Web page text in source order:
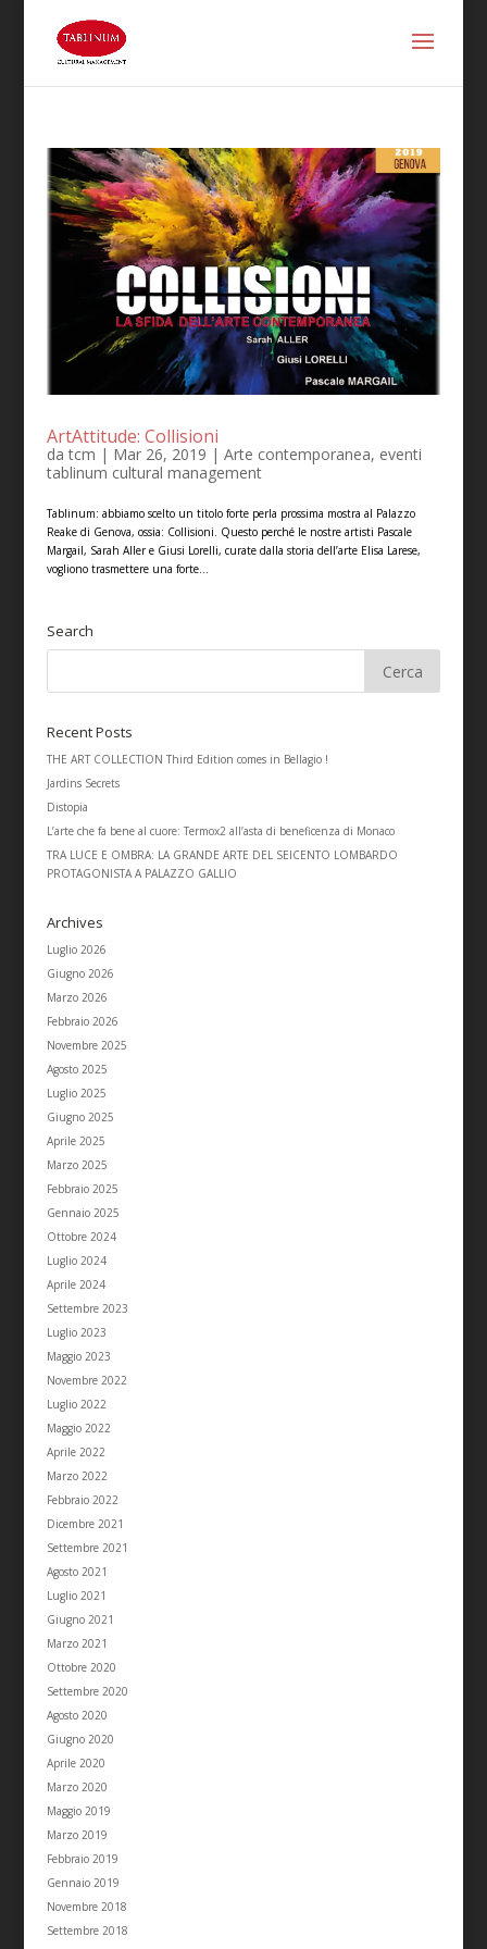
ArtAttitude: Collisioni
datcm | Mar 26, 2019 | Arte contemporanea, eventi
tablinum cultural management
Tablinum: abbiamo scelto un titolo forte perla prossima mostra al Palazzo
Reake di Genova, ossia: Collisioni. Questo perché le nostre artisti Pascale
Margail, Sarah Aller e Giusi Lorelli, curate dalla storia dell’arte Elisa Larese,
vogliono trasmettere una forte...
Search
Recent Posts
THE ART COLLECTION Third Edition comes in Bellagio !
Jardins Secrets
Distopia
L’arte che fa bene al cuore: Termox2 all’asta di beneficenza di Monaco
TRA LUCE E OMBRA: LA GRANDE ARTE DEL SEICENTO LOMBARDO
PROTAGONISTA A PALAZZO GALLIO
Archives
Luglio 2026
Giugno 2026
Marzo 2026
Febbraio 2026
Novembre 2025
Agosto 2025
Luglio 2025
Giugno 2025
Aprile 2025
Marzo 2025
Febbraio 2025
Gennaio 2025
Ottobre 2024
Luglio 2024
Aprile 2024
Settembre 2023
Luglio 2023
Maggio 2023
Novembre 2022
Luglio 2022
Maggio 2022
Aprile 2022
Marzo 2022
Febbraio 2022
Dicembre 2021
Settembre 2021
Agosto 2021
Luglio 2021
Giugno 2021
Marzo 2021
Ottobre 2020
Settembre 2020
Agosto 2020
Giugno 2020
Aprile 2020
Marzo 2020
Maggio 2019
Marzo 2019
Febbraio 2019
Gennaio 2019
Novembre 2018
Settembre 2018